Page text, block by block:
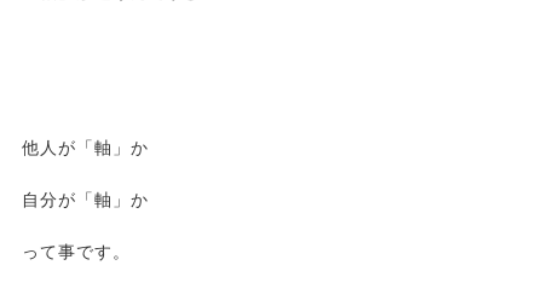
他人が「軸」か
自分が「軸」か
って事です。